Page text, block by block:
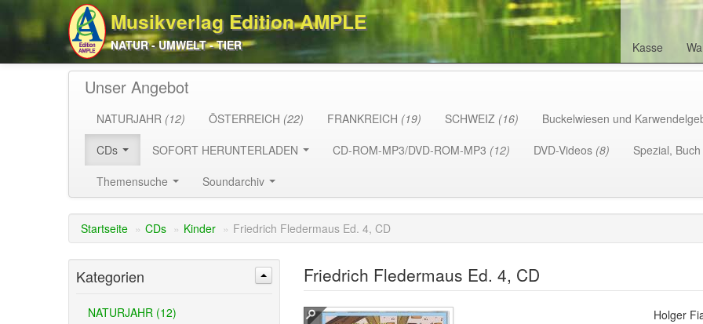
Musikverlag Edition AMPLE
NATUR - UMWELT - TIER Kasse
Unser Angebot
NATURJAHR (12) ÖSTERREICH (22) FRANKREICH (19) SCHWEIZ (16)
Buckelwiesen und
CDs
SOFORT HERUNTERLADEN CD-ROM-MP3/DVD-ROM-MP3 (12) DVD-Videos (8)
Spezial, Buch
Themensuche
Soundarchiv
Startseite » CDs » Kinder » Friedrich Fledermaus Ed. 4, CD
Friedrich Fledermaus Ed. 4, CD
Holger
Kategorien
NATURJAHR (12)